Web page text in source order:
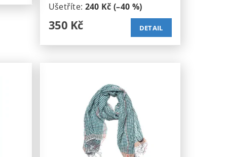
Ušetříte: 240 Kč (–40 %)
350 Kč DETAIL